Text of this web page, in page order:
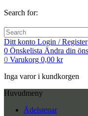
Search for:
Ditt konto Login / Register
0 Önskelista Ändra din
0 Varukorg 0,00 kr
Inga varor i kundkorgen
Huvudmeny
Ädelstenar